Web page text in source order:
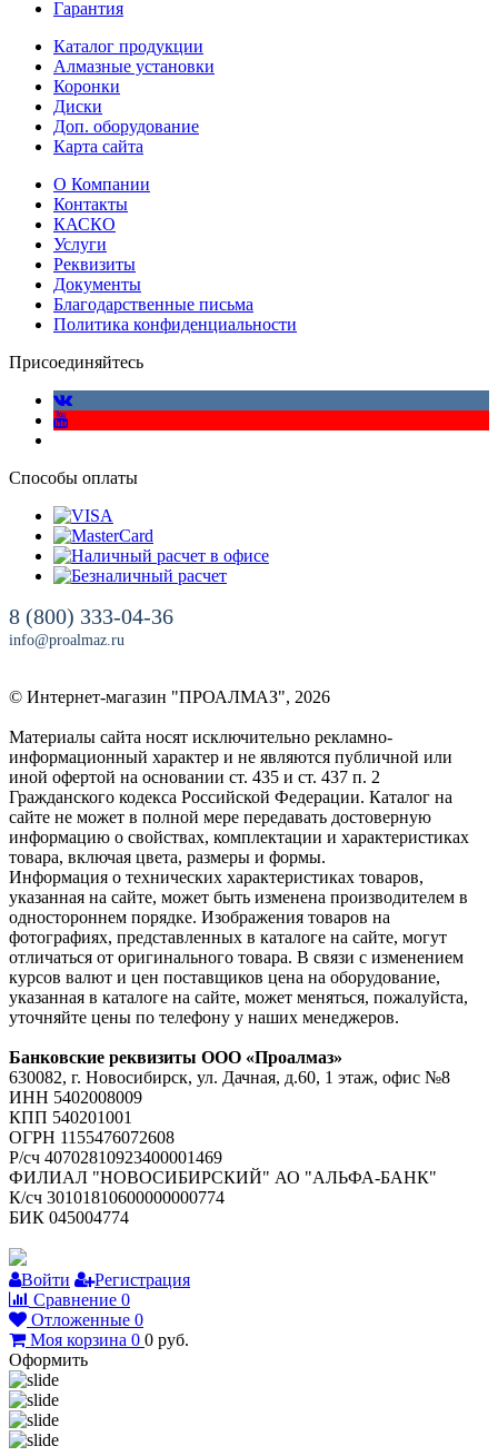
Гарантия
Каталог продукции
Алмазные установки
Коронки
Диски
Доп. оборудование
Карта сайта
О Компании
Контакты
КАСКО
Услуги
Реквизиты
Документы
Благодарственные письма
Политика конфиденциальности
Присоединяйтесь
Способы оплаты
8 (800) 333-04-36
info@proalmaz.ru
© Интернет-магазин "ПРОАЛМАЗ", 2026
Материалы сайта носят исключительно рекламно-
информационный характер и не являются публичной или
иной офертой на основании ст. 435 и ст. 437 п. 2
Гражданского кодекса Российской Федерации. Каталог на
сайте не может в полной мере передавать достоверную
информацию о свойствах, комплектации и характеристиках
товара, включая цвета, размеры и формы.
Информация о технических характеристиках товаров,
указанная на сайте, может быть изменена производителем в
одностороннем порядке. Изображения товаров на
фотографиях, представленных в каталоге на сайте, могут
отличаться от оригинального товара. В связи с изменением
курсов валют и цен поставщиков цена на оборудование,
указанная в каталоге на сайте, может меняться, пожалуйста,
уточняйте цены по телефону у наших менеджеров.
Банковские реквизиты ООО «Проалмаз»
630082, г. Новосибирск, ул. Дачная, д.60, 1 этаж, офис №8
ИНН 5402008009
КПП 540201001
ОГРН 1155476072608
Р/сч 40702810923400001469
ФИЛИАЛ "НОВОСИБИРСКИЙ" АО "АЛЬФА-БАНК"
К/сч 30101810600000000774
БИК 045004774
Войти
Регистрация
Сравнение 0
Отложенные 0
Моя корзина 0 0 руб.
Оформить